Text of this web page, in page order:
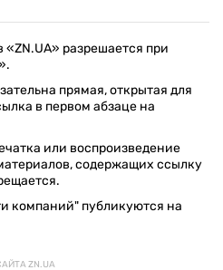
разрешается при
прямая, открытая для
в первом абзаце на
или воспроизведение
содержащих ссылку
компаний" публикуются на
ZN.UA